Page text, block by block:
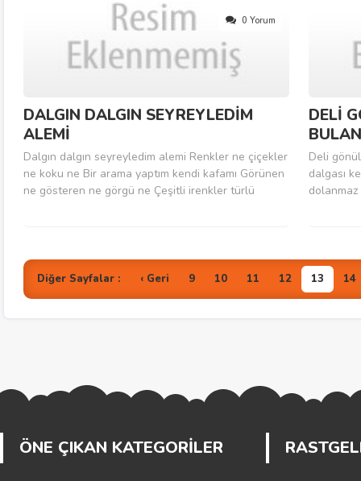
0 Yorum
DALGIN DALGIN SEYREYLEDİM
ALEMİ
Dalgın dalgın seyreyledim alemi Renkler ne çiçekler
ne koku ne Bir arama yaptım kendi kafamı Görünen
ne gösteren ne görgü ne Çeşitli irenkler türlü
uyanıyor bizdeki hisler Şekilsiz...
DELİ
Deli
dalgası
dinmez
Taşıma...
Diğer Sayfalar : ‹ Geri 9 10 11 12 13 14
ÖNE ÇIKAN KATEGORİLER